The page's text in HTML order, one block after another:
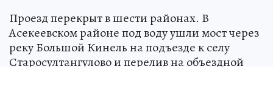
Проезд перекрыт в шести районах. В
Асекеевском районе под воду ушли мост через
реку Большой Кинель на подъезде к селу
Старосултангулово и перелив на объездной